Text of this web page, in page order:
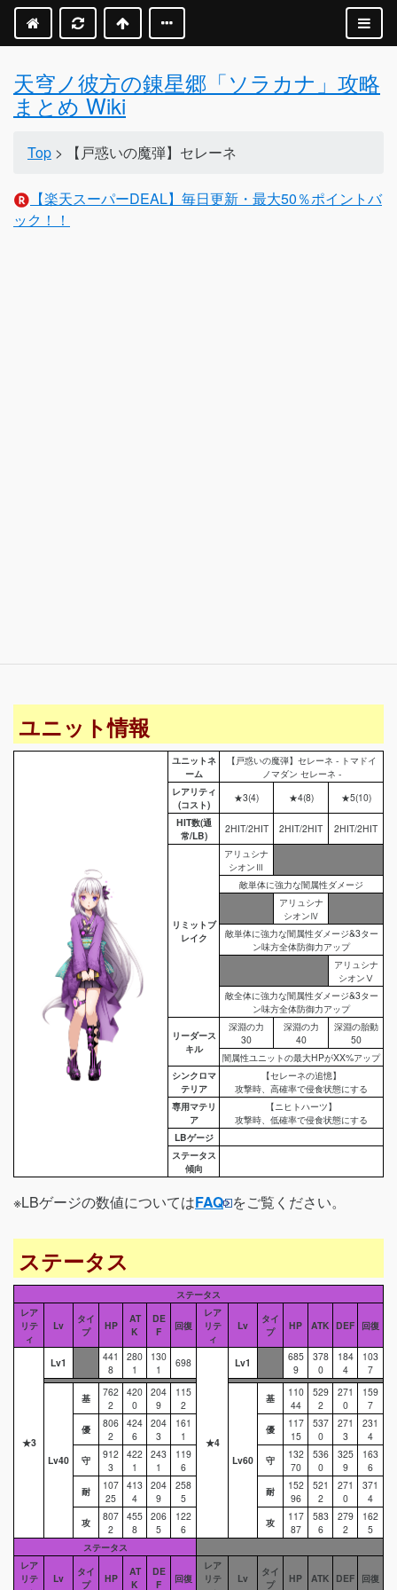
天穹ノ彼方の錬星郷「ソラカナ」攻略
まとめ Wiki
Top > 【戸惑いの魔弾】セレーネ
【楽天スーパーDEAL】毎日更新・最大50％ポイントバ
ック！！
ユニット情報
ユニットネ
ーム
【戸惑いの魔弾】セレーネ - トマドイ
ノマダン セレーネ -
レアリティ
(コスト)
★3(4) ★4(8)
★5(10)
HIT数(通
常/LB)
2HIT/2HIT 2HIT/2HIT 2HIT/2HIT
リミットブ
レイク
アリュシナ
シオンⅢ
敵単体に強力な闇属性ダメージ
アリュシナ
シオンⅣ
敵単体に強力な闇属性ダメージ&3ター
ン味方全体防御力アップ
アリュシナ
シオンⅤ
敵全体に強力な闇属性ダメージ&3ター
ン味方全体防御力アップ
リーダース
キル
深淵の力
30
深淵の力
40
深淵の胎動
50
闇属性ユニットの最大HPがXX%アップ
シンクロマ
テリア
【セレーネの追憶】
攻撃時、高確率で侵食状態にする
専用マテリ
ア
【ニヒトハーツ】
攻撃時、低確率で侵食状態にする
LBゲージ
ステータス
傾向
※LBゲージの数値についてはFAQ をご覧ください。
ステータス
ステータス
レア
リテ
ィ
Lv
タイ
プ
HP
AT
K
DE
F
回復
レア
リテ
ィ
Lv
タイ
プ
HP ATK DEF 回復
★3
Lv1
441
8
280
1
130
1
698
★4
Lv1
685
9
378
0
184
4
103
7
Lv40
基
762
2
420
0
204
9
115
2
Lv60
基
110
44
529
2
271
0
159
7
優
806
2
424
6
204
3
161
1
優
117
15
537
0
271
3
231
4
守
912
3
422
1
243
1
119
6
守
132
70
536
0
325
9
163
6
耐
107
25
413
4
204
9
258
5
耐
152
96
521
2
271
0
371
4
攻
807
2
455
8
206
5
122
6
攻
117
87
583
6
279
2
162
5
ステータス
レア
リテ
Lv
タイ
プ
HP
AT
K
DE
F
回復
レア
リテ
Lv
タイ
プ
HP ATK DEF 回復